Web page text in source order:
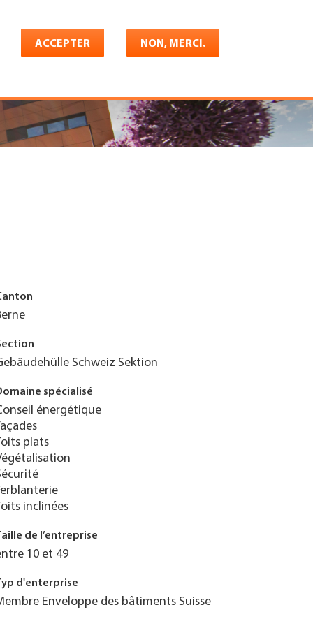
ACCEPTER NON, MERCI.
Shop Konto Français
Schweiz Sektion
spécialisé
énergétique
plats
inclinées
de l’entreprise
10 et 49
d'enterprise
Enveloppe des bâtiments Suisse